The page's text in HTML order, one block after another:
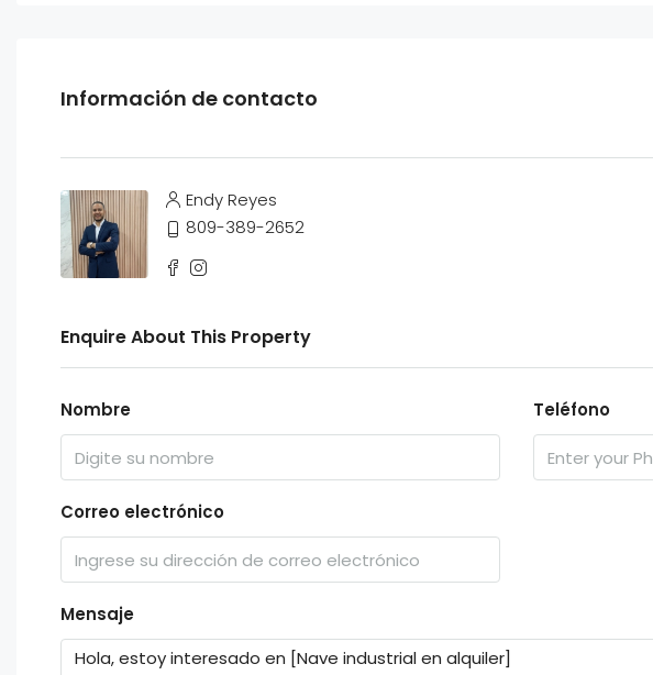
Información de contacto
Endy Reyes
809-389-2652
Enquire About This Property
Nombre Teléfono
Correo electrónico
Mensaje